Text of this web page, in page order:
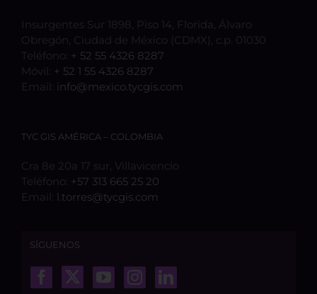
Insurgentes Sur 1898, Piso 14, Florida, Álvaro
Obregón, Ciudad de México (CDMX), c.p. 01030
Teléfono: + 52 55 4326 8287
Móvil: + 52 1 55 4326 8287
Email: info@mexico.tycgis.com
TYC GIS AMÉRICA – COLOMBIA
Cra 8e 20a 17 sur, Villavicencio
Teléfono: +57 313 665 25 20
Email: l.torres@tycgis.com
SÍGUENOS